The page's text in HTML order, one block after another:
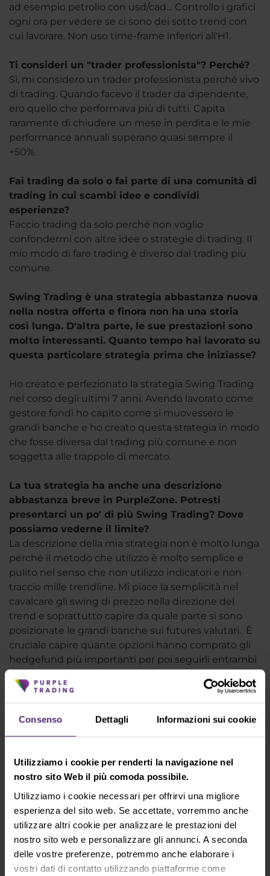
Consenso Dettagli Informazioni sui cookie
Utilizziamo i cookie per renderti la navigazione nel
nostro sito Web il più comoda possibile.
Utilizziamo i cookie necessari per offrirvi una migliore
esperienza del sito web. Se accettate, vorremmo anche
utilizzare altri cookie per analizzare le prestazioni del
nostro sito web e personalizzare gli annunci. A seconda
delle vostre preferenze, potremmo anche elaborare i
vostri dati di contatto utilizzando piattaforme come
ad esempio petrolio con usd/cad… Controllo i grafici
ogni ora per vedere se ci sono dei sotto trend con
cui lavorare. Non uso time-frame inferiori all'H1.
Ti consideri un "trader professionista"? Perché?
Sì, mi considero un trader professionista perché vivo
di trading. Quando facevo il trader da dipendente,
ero quello che performava più di tutti. Capita
raramente di chiudere un mese in perdita e le mie
performance annuali superano quasi sempre il
+50%.
Fai trading da solo o fai parte di una comunità di
trading in cui scambi idee e condividi
esperienze?
Faccio trading da solo perché non voglio
confondermi con altre idee o strategie di trading. Il
mio modo di fare trading è diverso dal trading più
comune.
Swing Trading è una strategia abbastanza nuova
nella nostra offerta e finora non ha una storia
così lunga. D'altra parte, le sue prestazioni sono
molto interessanti. Quanto tempo hai lavorato su
questa particolare strategia prima che iniziasse?
Ho creato e perfezionato la strategia Swing Trading
nel corso degli ultimi 7 anni. Avendo lavorato come
gestore fondi ho capito come si muovessero le
grandi banche e ho creato questa strategia in modo
che fosse diversa dal trading più comune e non
soggetta alle trappole di mercato.
La tua strategia ha anche una descrizione
abbastanza breve in PurpleZone. Potresti
presentarci un po' di più Swing Trading? Dove
possiamo vederne il limite?
La descrizione della mia strategia non è molto lunga
perché il metodo che utilizzo è molto semplice e
pulito nel senso che non utilizzo indicatori e non
traccio mille trendline. Mi piace la semplicità nel
cavalcare gli swing di prezzo nella direzione del
trend e soprattutto capire da quale parte si sono
posizionate le grandi banche sui futures valutari. È
cruciale capire quante opzioni hanno comprato gli
hedgefund più importanti per poi seguirli entrambi
armonicamente tramite il forex. In pratica, la
strategia è basata sulla semplicità, grafici puliti da
indicatori, costanza, pazienza ed è accompagnata
dalla strategia degli istituzionali.
ultimi due mesi. Hai apportato modifiche alla tua
strategia per quanto riguarda l'attuale situazione
Non ho apportato nessuna modifica alla strategia in
questo periodo particolare di mercato. Ho solo
abbassato la leva.